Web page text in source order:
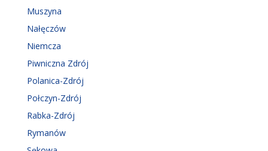
Muszyna
Nałęczów
Niemcza
Piwniczna Zdrój
Polanica-Zdrój
Połczyn-Zdrój
Rabka-Zdrój
Rymanów